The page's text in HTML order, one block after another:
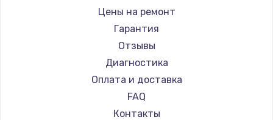
Ремонт ноутбуков iru
Ремонт ноутбуков Machenike
Ремонт ноутбуков DEXP
Ремонт ноутбуков Teclast
Ремонт ноутбуков CHUWI
Ремонт ноутбуков Colorful
Gigabyte
Aorus
Maibenben
Getac
Epson
Philips
LG
Цены на ремонт
Гарантия
Отзывы
Диагностика
Оплата и доставка
FAQ
Контакты